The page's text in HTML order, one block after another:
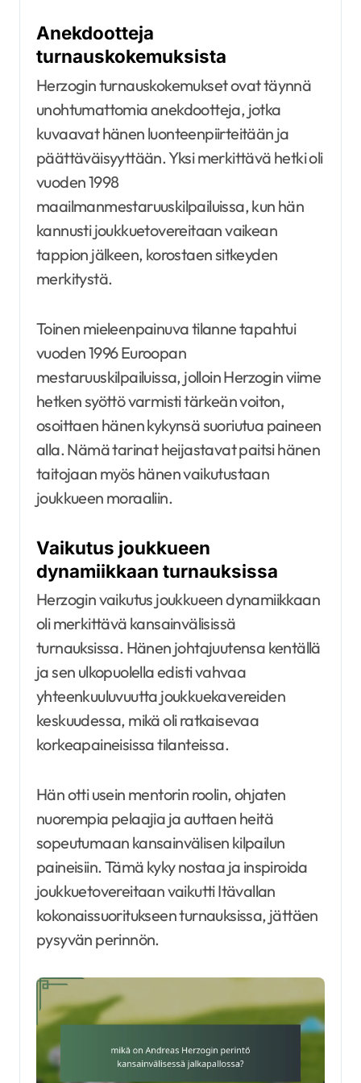
Anekdootteja
turnauskokemuksista
Herzogin turnauskokemukset ovat täynnä
unohtumattomia anekdootteja, jotka
kuvaavat hänen luonteenpiirteitään ja
päättäväisyyttään. Yksi merkittävä hetki oli
vuoden 1998
maailmanmestaruuskilpailuissa, kun hän
kannusti joukkuetovereitaan vaikean
tappion jälkeen, korostaen sitkeyden
merkitystä.
Toinen mieleenpainuva tilanne tapahtui
vuoden 1996 Euroopan
mestaruuskilpailuissa, jolloin Herzogin viime
hetken syöttö varmisti tärkeän voiton,
osoittaen hänen kykynsä suoriutua paineen
alla. Nämä tarinat heijastavat paitsi hänen
taitojaan myös hänen vaikutustaan
joukkueen moraaliin.
Vaikutus joukkueen
dynamiikkaan turnauksissa
Herzogin vaikutus joukkueen dynamiikkaan
oli merkittävä kansainvälisissä
turnauksissa. Hänen johtajuutensa kentällä
ja sen ulkopuolella edisti vahvaa
yhteenkuuluvuutta joukkuekavereiden
keskuudessa, mikä oli ratkaisevaa
korkeapaineisissa tilanteissa.
Hän otti usein mentorin roolin, ohjaten
nuorempia pelaajia ja auttaen heitä
sopeutumaan kansainvälisen kilpailun
paineisiin. Tämä kyky nostaa ja inspiroida
joukkuetovereitaan vaikutti Itävallan
kokonaissuoritukseen turnauksissa, jättäen
pysyvän perinnön.